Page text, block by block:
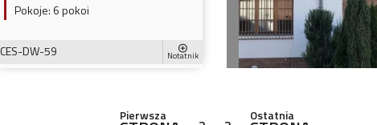
Pokoje:6 pokoi
CES-DW-59 Notatnik
Pierwsza Ostatnia